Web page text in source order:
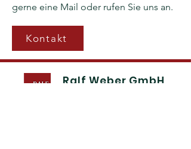
gerne eine Mail oder rufen Sie uns an.
Kontakt
Ralf Weber GmbH